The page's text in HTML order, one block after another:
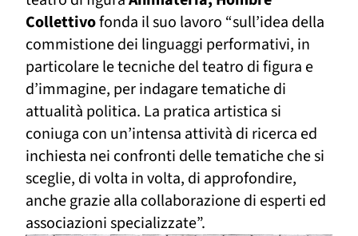
Collettivofonda il suo lavoro “sull’idea della
commistione dei linguaggi performativi, in
particolare le tecniche del teatro di figura e
d’immagine, per indagare tematiche di
attualità politica. La pratica artistica si
coniuga con un’intensa attività di ricerca ed
inchiesta nei confronti delle tematiche che si
sceglie, di volta in volta, di approfondire,
anche grazie alla collaborazione di esperti ed
associazioni specializzate”.